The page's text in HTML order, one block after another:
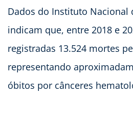
Dados do Instituto Nacional
indicam que, entre 2018 e
registradas 13.524 mortes
representando
óbitos por cânceres